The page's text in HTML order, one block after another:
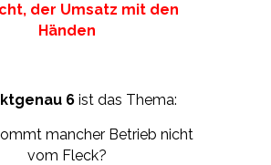
der Umsatz mit den
Händen
6ist das Thema:
mancher Betrieb nicht
vom Fleck?